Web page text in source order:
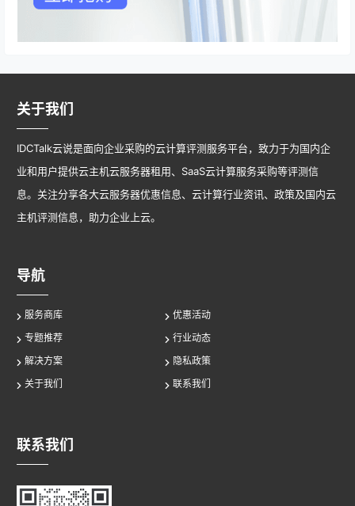
关于我们
IDCTalk云说是面向企业采购的云计算评测服务平台，致力于为国内企
业和用户提供云主机云服务器租用、SaaS云计算服务采购等评测信
息。关注分享各大云服务器优惠信息、云计算行业资讯、政策及国内云
主机评测信息，助力企业上云。
导航
服务商库
优惠活动
专题推荐
行业动态
解决方案
隐私政策
关于我们
联系我们
联系我们